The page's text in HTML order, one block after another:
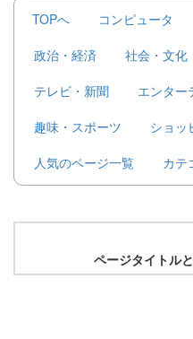
TOPへ
コンピュータ
政治・経済
社会・文化
テレビ・新聞
エンター
趣味・スポーツ
ショッ
人気のページ一覧
カテ
ページタイトル